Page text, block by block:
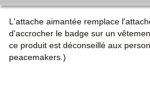
L'attache aimantée remplace
d'accrocher le badge sur un
ce produit est déconseillé aux
peacemakers.)